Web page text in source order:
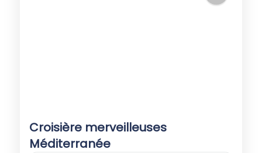
Croisière merveilleuses
Méditerranée